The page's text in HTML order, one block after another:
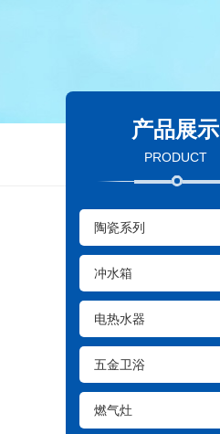
产品展示
PRODUCT
陶瓷系列
冲水箱
电热水器
五金卫浴
燃气灶